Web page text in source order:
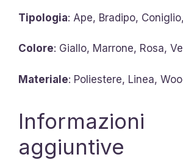
Tipologia: Ape, Bradipo,
Colore: Giallo, Marrone, Rosa,
Materiale: Poliestere, Linea,
Informazioni
aggiuntive